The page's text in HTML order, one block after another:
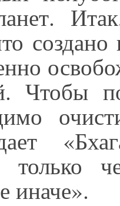
Чтобы
только
иначе».